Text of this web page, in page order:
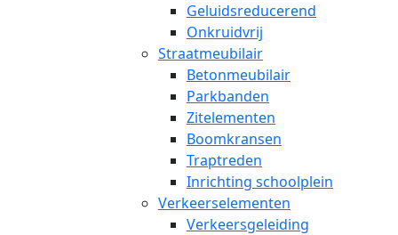
Geluidsreducerend
Onkruidvrij
Straatmeubilair
Betonmeubilair
Parkbanden
Zitelementen
Boomkransen
Traptreden
Inrichting schoolplein
Verkeerselementen
Verkeersgeleiding